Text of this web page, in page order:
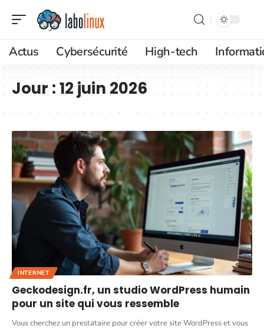
Actus Cybersécurité High-tech
Jour :12 juin 2026
INTERNET
Geckodesign.fr, un studio WordPress humain
pour un site qui vous ressemble
Vous cherchez un prestataire pour créer votre site WordPress et vous